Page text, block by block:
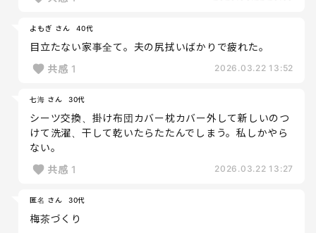
よもぎ さん 40代
目立たない家事全て。夫の尻拭いばかりで疲れた。
共感 1 2026.03.22 13:52
七海 さん 30代
シーツ交換、掛け布団カバー枕カバー外して新しいのつ
けて洗濯、干して乾いたらたたんでしまう。私しかやら
ない。
共感 1 2026.03.22 13:27
匿名 さん 30代
梅茶づくり